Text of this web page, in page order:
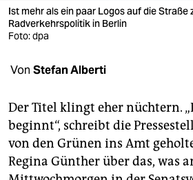
verlag
veranstaltungen
unterstützen
abo
genossenschaft
Ist mehr als ein paar Logos auf die Straße
Radverkehrspolitik in Berlin
Foto: dpa
Von Stefan Alberti
Der Titel klingt eher nüchtern.
beginnt“, schreibt die
von den Grünen ins Amt
Regina Günther über das, was